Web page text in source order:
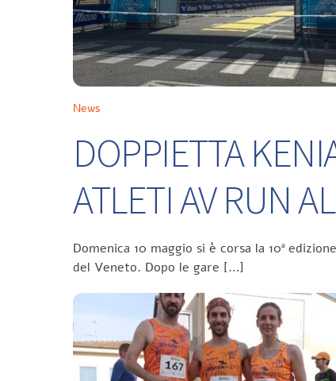
News
DOPPIETTA
ATLETI AV RUN
Domenica 10 maggio si è corsa la 10ª
del Veneto. Dopo le gare […]